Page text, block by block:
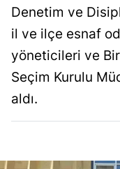
Denetim ve
il ve ilçe esnaf
yöneticileri ve
Seçim Kurulu
aldı.